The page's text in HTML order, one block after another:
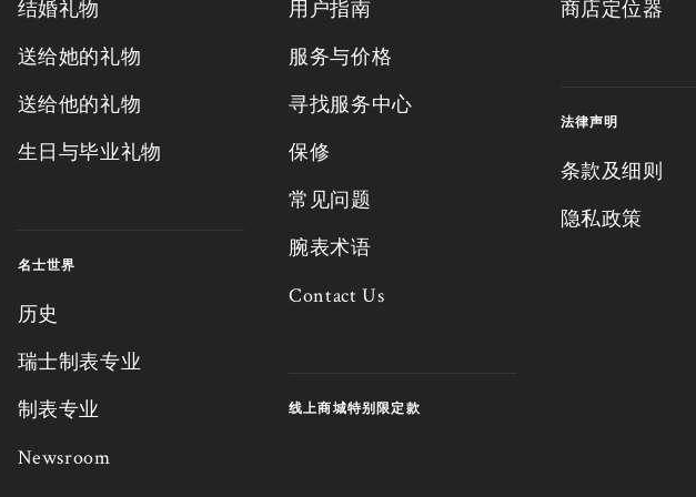
结婚礼物
送给她的礼物
送给他的礼物
生日与毕业礼物
名士世界
历史
瑞士制表专业
制表专业
Newsroom
用户指南
服务与价格
寻找服务中心
保修
常见问题
腕表术语
Contact Us
线上商城特别限定款
商店定位器
法律声明
条款及细则
隐私政策